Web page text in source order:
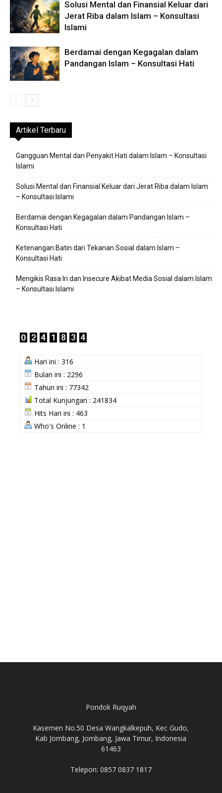
Solusi Mental dan Finansial Keluar dari
Jerat Riba dalam Islam – Konsultasi
Islami
Berdamai dengan Kegagalan dalam
Pandangan Islam – Konsultasi Hati
Artikel Terbaru
Gangguan Mental dan Penyakit Hati dalam Islam – Konsultasi
Islami
Solusi Mental dan Finansial Keluar dari Jerat Riba dalam Islam
– Konsultasi Islami
Berdamai dengan Kegagalan dalam Pandangan Islam –
Konsultasi Hati
Ketenangan Batin dari Tekanan Sosial dalam Islam –
Konsultasi Hati
Mengikis Rasa Iri dan Insecure Akibat Media Sosial dalam Islam
– Konsultasi Islami
Hari ini : 316
Bulan ini : 2296
Tahun ini : 77342
Total Kunjungan : 241834
Hits Hari ini : 463
Who's Online : 1
Pondok Ruqyah
Kasemen No.50 Desa Wangkalkepuh, Kec Gudo,
Kab Jombang, Jombang, Jawa Timur, Indonesia
61463
Telepon: 0857 0837 1817